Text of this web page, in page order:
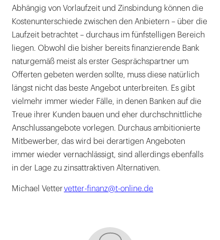
Abhängig von Vorlaufzeit und Zinsbindung können die
Kostenunterschiede zwischen den Anbietern – über die
Laufzeit betrachtet – durchaus im fünfstelligen Bereich
liegen. Obwohl die bisher bereits finanzierende Bank
naturgemäß meist als erster Gesprächspartner um
Offerten gebeten werden sollte, muss diese natürlich
längst nicht das beste Angebot unterbreiten. Es gibt
vielmehr immer wieder Fälle, in denen Banken auf die
Treue ihrer Kunden bauen und eher durchschnittliche
Anschlussangebote vorlegen. Durchaus ambitionierte
Mitbewerber, das wird bei derartigen Angeboten
immer wieder vernachlässigt, sind allerdings ebenfalls
in der Lage zu zinsattraktiven Alternativen.
Michael Vettervetter-finanz@t-online.de